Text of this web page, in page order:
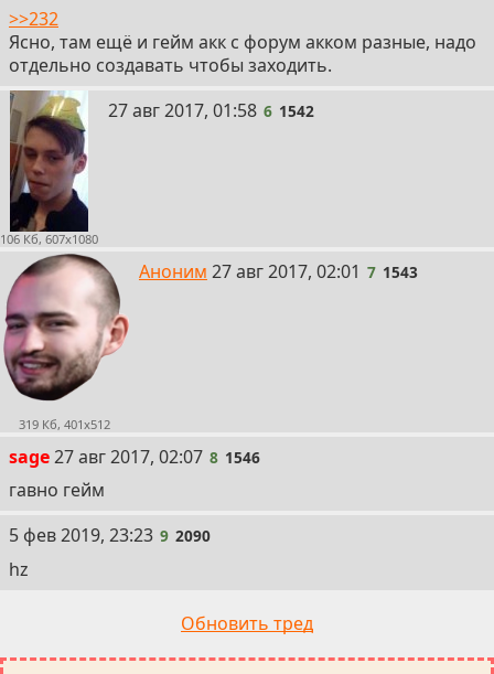
>>232
Ясно, там ещё и гейм акк с форум акком разные, надо
отдельно создавать чтобы заходить.
106 Кб, 607x1080
6
27 авг 2017, 01:58 6 1542
319 Кб, 401x512
Аноним 7
27 авг 2017, 02:01 7 1543
sage 8
27 авг 2017, 02:07 8 1546
гавно гейм
9
5 фев 2019, 23:23 9 2090
hz
Обновить тред